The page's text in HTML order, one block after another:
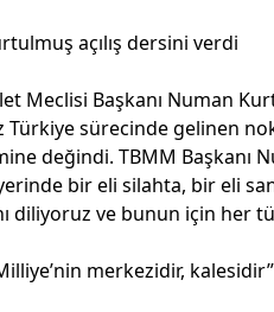
açılış dersini verdi
Meclisi Başkanı Numan
sürecinde gelinen
değindi. TBMM Başkanı
bir eli silahta, bir eli
diliyoruz ve bunun için her
merkezidir, kalesidir”